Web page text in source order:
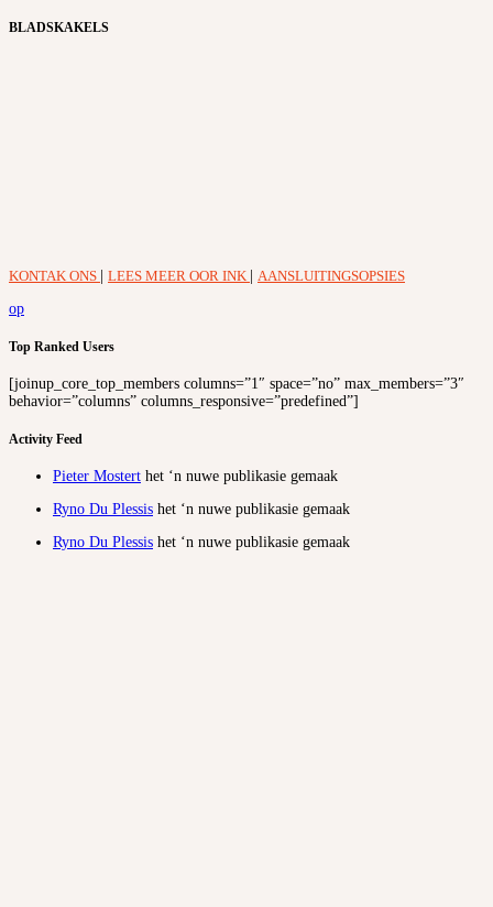
BLADSKAKELS
KONTAK ONS LEES MEER OOR INK
AANSLUITINGSOPSIES
op
Top Ranked Users
[joinup_core_top_members columns=”1″ space=”no” max_members=”3″
behavior=”columns” columns_responsive=”predefined”]
Activity Feed
Pieter Mostert het ‘n nuwe publikasie gemaak
Ryno Du Plessis het ‘n nuwe publikasie gemaak
Ryno Du Plessis het ‘n nuwe publikasie gemaak